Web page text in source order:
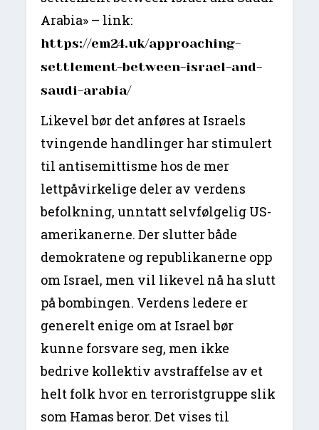
Arabia» – link:
https://em24.uk/approaching-
settlement-between-israel-and-
saudi-arabia/
Likevel bør det anføres at Israels
tvingende handlinger har stimulert
til antisemittisme hos de mer
lettpåvirkelige deler av verdens
befolkning, unntatt selvfølgelig US-
amerikanerne. Der slutter både
demokratene og republikanerne opp
om Israel, men vil likevel nå ha slutt
på bombingen. Verdens ledere er
generelt enige om at Israel bør
kunne forsvare seg, men ikke
bedrive kollektiv avstraffelse av et
helt folk hvor en terroristgruppe slik
som Hamas beror. Det vises til